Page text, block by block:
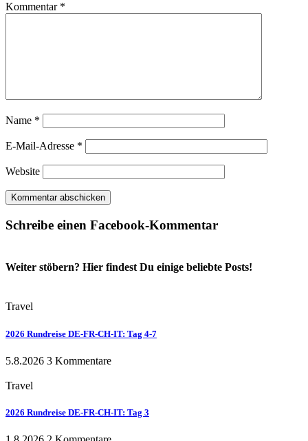
Kommentar *
Name *
E-Mail-Adresse *
Website
Schreibe einen Facebook-Kommentar
Weiter stöbern? Hier findest Du einige beliebte Posts!
Travel
2026 Rundreise DE-FR-CH-IT: Tag 4-7
5.8.2026 3 Kommentare
Travel
2026 Rundreise DE-FR-CH-IT: Tag 3